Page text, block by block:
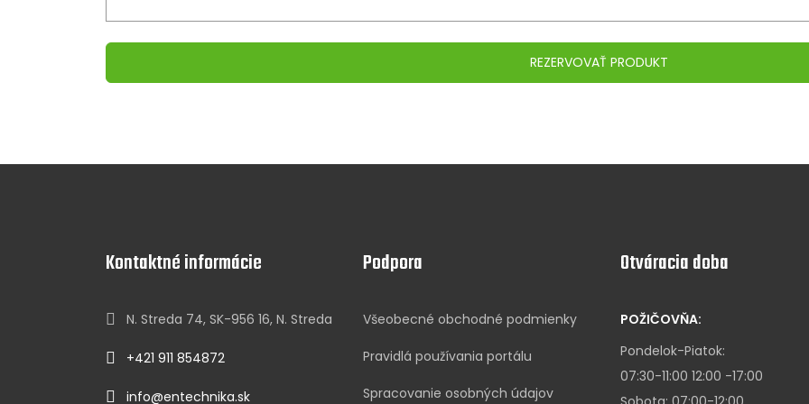
Kontaktné informácie
N. Streda 74, SK-956 16, N. Streda
+421 911 854872
info@entechnika.sk
Podpora
Všeobecné obchodné podmienky
Pravidlá používania portálu
Spracovanie osobných údajov
Otváracia doba
POŽIČOVŇA:
Pondelok-Piatok:
07:30-11:00 12:00 -17:00